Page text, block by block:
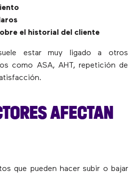
el historial del cliente
estar muy ligado a otros
como ASA, AHT, repetición de
AFECTAN
que pueden hacer subir o bajar